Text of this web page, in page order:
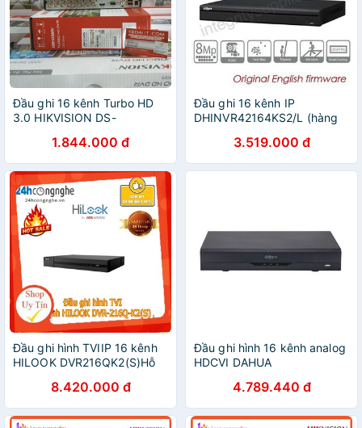
Đầu ghi 16 kênh Turbo HD
3.0 HIKVISION DS-
1.844.000 đ
Đầu ghi 16 kênh IP
DHINVR42164KS2/L (hàng
3.519.000 đ
Đầu ghi hình TVIIP 16 kênh
HILOOK DVR216QK2(S)Hỗ
8.420.000 đ
Đầu ghi hình 16 kênh analog
HDCVI DAHUA
XVR5216AN CHÍNH HÃNG
DSS
4.789.440 đ